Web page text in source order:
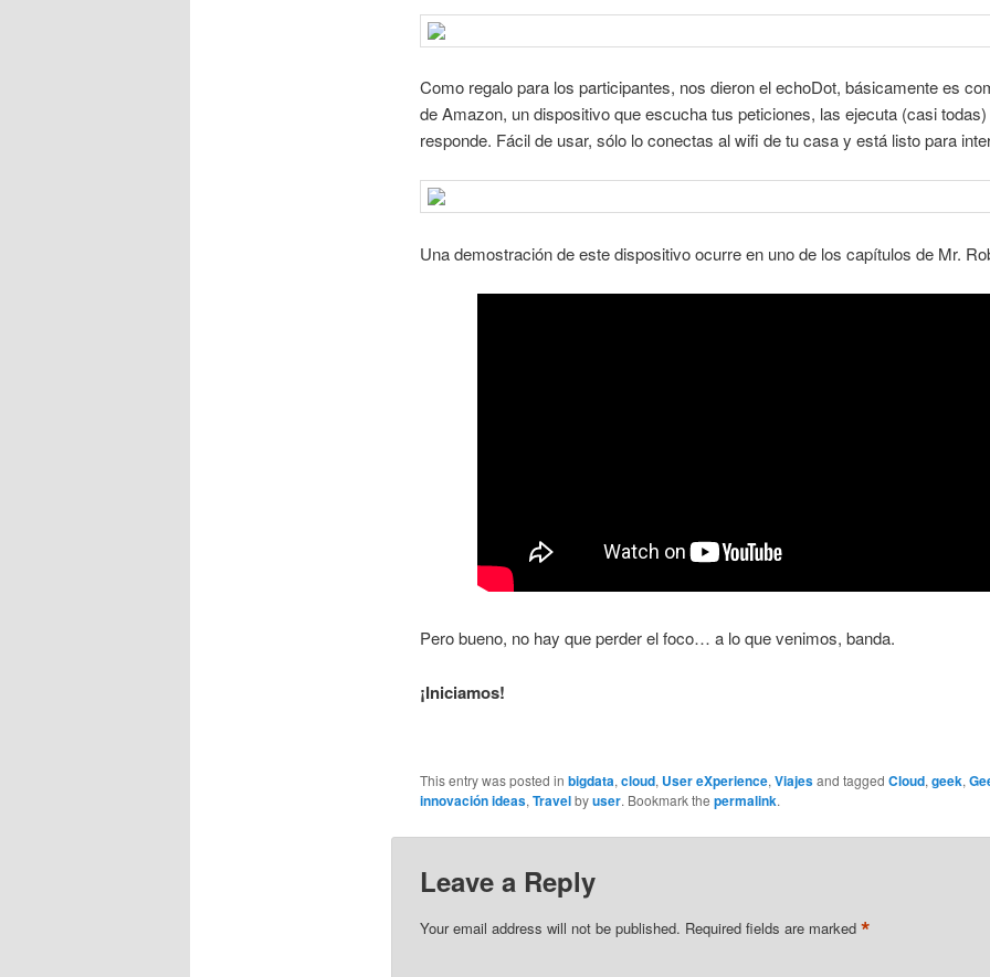
Como regalo para los participantes, nos dieron el echoDot, básicamente es
de Amazon, un dispositivo que escucha tus peticiones, las ejecuta (casi
responde. Fácil de usar, sólo lo conectas al wifi de tu casa y está listo para
Una demostración de este dispositivo ocurre en uno de los capítulos de Mr.
Pero bueno, no hay que perder el foco… a lo que venimos, banda.
¡Iniciamos!
This entry was posted in bigdata, cloud, User eXperience, Viajesand tagged Cloud, geek,
innovación ideas, Travelbyuser. Bookmark the permalink.
Leave a Reply
Your email address will not be published. Required fields are marked *